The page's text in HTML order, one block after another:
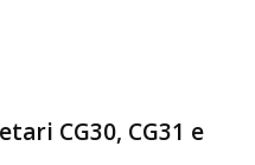
CG30, CG31 e